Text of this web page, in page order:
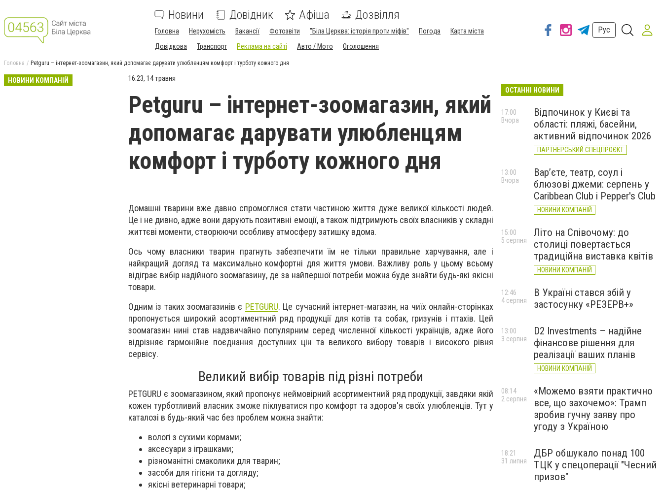
Новини Довідник Афіша Дозвілля
Головна Нерухомість Вакансії Фотозвіти "Біла Церква: історія проти міфів" Погода
Карта міста
Довідкова
Транспорт Реклама на сайті Авто / Мото Оголошення
Рус
Головна Petguru – інтернет-зоомагазин, який допомагає дарувати улюбленцям комфорт і турботу кожного дня
НОВИНИ КОМПАНІЙ 16:23, 14 травня
Petguru – інтернет-зоомагазин, який
допомагає дарувати улюбленцям
комфорт і турботу кожного дня
Домашні тварини вже давно спромоглися стати частиною життя дуже великої кількості людей.
Це і не дивно, адже вони дарують позитивні емоції, а також підтримують своїх власників у складні
життєві моменти, створюючи особливу атмосферу затишку вдома.
Ось чому власники тварин прагнуть забезпечити їм не тільки правильне харчування, але і
найкращий догляд та максимально комфортні для життя умови. Важливу роль у цьому всьому
відіграє вибір надійного зоомагазину, де за найпершої потреби можна буде знайти будь-які якісні
товари.
Одним із таких зоомагазинів є PETGURU. Це сучасний інтернет-магазин, на чиїх онлайн-сторінках
пропонується широкий асортиментний ряд продукції для котів та собак, гризунів і птахів. Цей
зоомагазин нині став надзвичайно популярним серед численної кількості українців, адже його
відрізняє гармонійне поєднання доступних цін та великого вибору товарів і високого рівня
сервісу.
Великий вибір товарів під різні потреби
PETGURU є зоомагазином, який пропонує неймовірний асортиментний ряд продукції, завдяки якій
кожен турботливий власник зможе піклуватися про комфорт та здоров'я своїх улюбленців. Тут у
каталозі в будь-який час без проблем можна знайти:
вологі з сухими кормами;
аксесуари з іграшками;
різноманітні смаколики для тварин;
засоби для гігієни та догляду;
якісні ветеринарні товари;
ОСТАННІ НОВИНИ
Відпочинок у Києві та
області: пляжі, басейни,
активний відпочинок 2026
ПАРТНЕРСЬКИЙ СПЕЦПРОЄКТ
17:00
Вчора
Вар’єте, театр, соул і
блюзові джеми: серпень у
Caribbean Club і Pepper's Club
НОВИНИ КОМПАНІЙ
13:00
Вчора
Літо на Співочому: до
столиці повертається
традиційна виставка квітів
НОВИНИ КОМПАНІЙ
15:00
5 серпня
В Україні стався збій у
застосунку «РЕЗЕРВ+»
12:46
4 серпня
D2 Investments – надійне
фінансове рішення для
реалізації ваших планів
НОВИНИ КОМПАНІЙ
13:00
3 серпня
«Можемо взяти практично
все, що захочемо»: Трамп
зробив гучну заяву про
угоду з Україною
08:14
2 серпня
ДБР обшукало понад 100
ТЦК у спецоперації "Чесний
призов"
18:21
31 липня